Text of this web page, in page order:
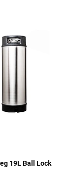
19L Ball Lock